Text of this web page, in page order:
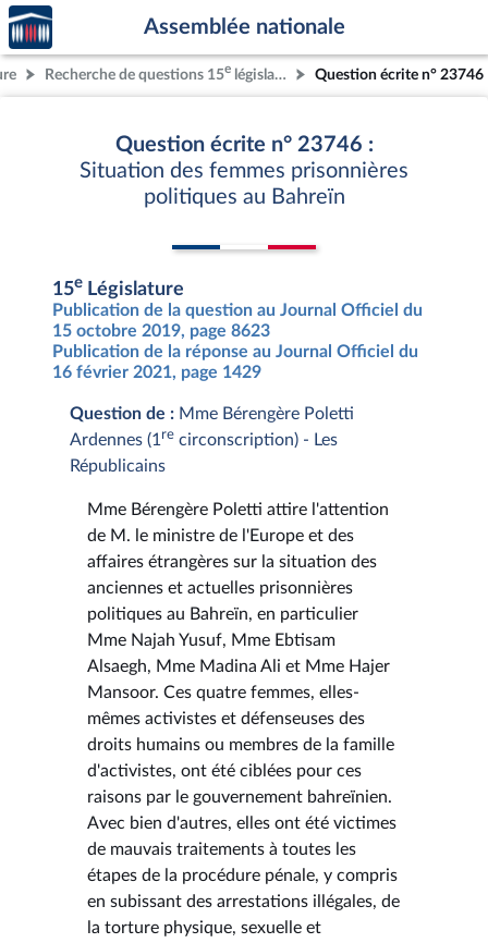
Aller au contenu
Aller en bas de la page
Accèder
à la
page
d'accueil
Assemblée nationale
Recherche de questions 15e législature Question écrite n° 23746
Question écrite n° 23746 :
Situation des femmes prisonnières
politiques au Bahreïn
15e Législature
Publication de la question au Journal Officiel du
15 octobre 2019, page 8623
Publication de la réponse au Journal Officiel du
16 février 2021, page 1429
Question de : Mme Bérengère Poletti
Ardennes (1 re circonscription) - Les
Républicains
Mme Bérengère Poletti attire l'attention
de M. le ministre de l'Europe et des
affaires étrangères sur la situation des
anciennes et actuelles prisonnières
politiques au Bahreïn, en particulier
Mme Najah Yusuf, Mme Ebtisam
Alsaegh, Mme Madina Ali et Mme Hajer
Mansoor. Ces quatre femmes, elles-
mêmes activistes et défenseuses des
droits humains ou membres de la famille
d'activistes, ont été ciblées pour ces
raisons par le gouvernement bahreïnien.
Avec bien d'autres, elles ont été victimes
de mauvais traitements à toutes les
étapes de la procédure pénale, y compris
en subissant des arrestations illégales, de
la torture physique, sexuelle et